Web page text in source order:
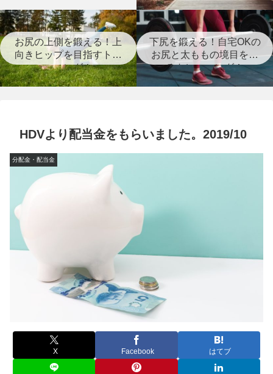
お尻の上側を鍛える！上
向きヒップを目指すトレ
ーニング！
下尻を鍛える！自宅OKの
お尻と太ももの境目を作
るトレーニング！
HDVより配当金をもらいました。2019/10
分配金・配当金
X Facebook はてブ